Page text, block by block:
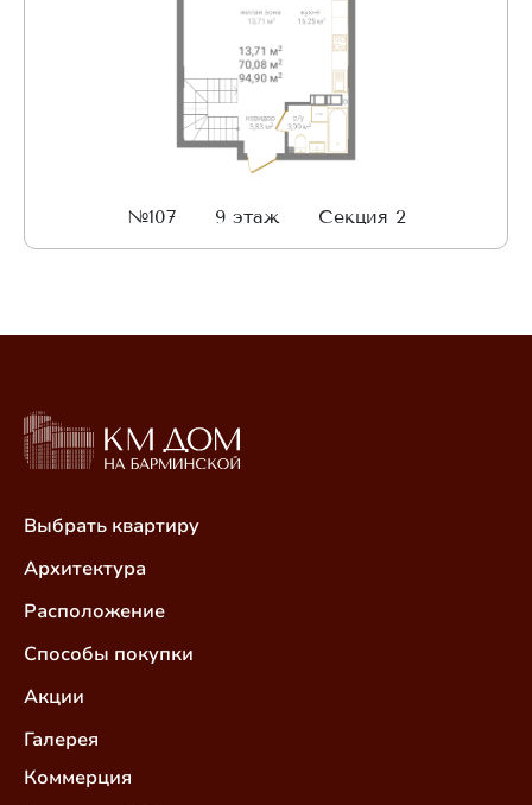
№107 9 этаж Секция 2
Выбрать квартиру
Архитектура
Расположение
Способы покупки
Акции
Галерея
Коммерция